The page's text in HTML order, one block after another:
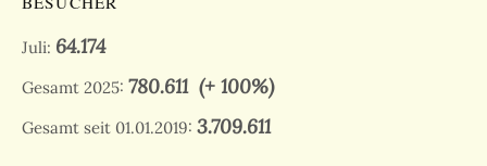
Juli: 64.174
Gesamt 2025: 780.611(+ 100%)
Gesamt seit 01.01.2019: 3.709.611